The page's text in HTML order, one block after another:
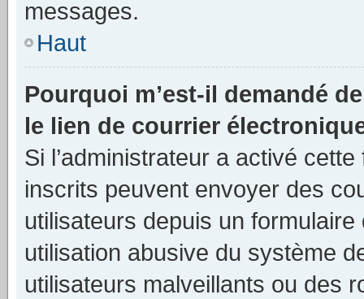
messages.
Haut
Pourquoi m’est-il demandé
le lien de courrier
Si l’administrateur a activé
inscrits peuvent envoyer des
utilisateurs depuis un
utilisation abusive du système
utilisateurs malveillants ou des